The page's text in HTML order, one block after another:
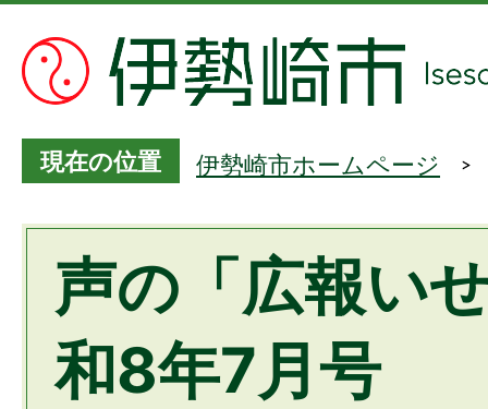
現在の位置 伊勢崎市ホームページ
声の「広報い
和8年7月号